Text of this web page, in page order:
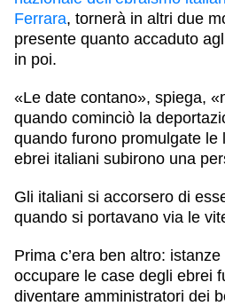
Ferrara, tornerà in altri due
presente quanto accaduto
in poi.
«Le date contano», spiega,
quando cominciò la
quando furono promulgate le
ebrei italiani subirono una
Gli italiani si accorsero di
quando si portavano via le
Prima c’era ben altro:
occupare le case degli ebrei
diventare amministratori dei